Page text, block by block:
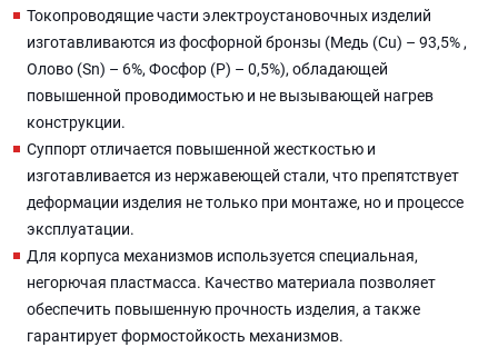
Токопроводящие части электроустановочных изделий
изготавливаются из фосфорной бронзы (Медь (Cu) – 93,5% ,
Олово (Sn) – 6%, Фосфор (P) – 0,5%), обладающей
повышенной проводимостью и не вызывающей нагрев
конструкции.
Суппорт отличается повышенной жесткостью и
изготавливается из нержавеющей стали, что препятствует
деформации изделия не только при монтаже, но и процессе
эксплуатации.
Для корпуса механизмов используется специальная,
негорючая пластмасса. Качество материала позволяет
обеспечить повышенную прочность изделия, а также
гарантирует формостойкость механизмов.